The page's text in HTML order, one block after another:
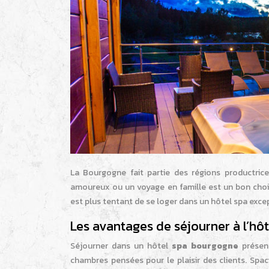
La Bourgogne fait partie des régions
amoureux ou un voyage en famille est un bon
est plus tentant de se loger dans un hôtel spa
Les avantages de séjourner à
Séjourner dans un hôtel spa bourgogne
chambres pensées pour le plaisir des clients.